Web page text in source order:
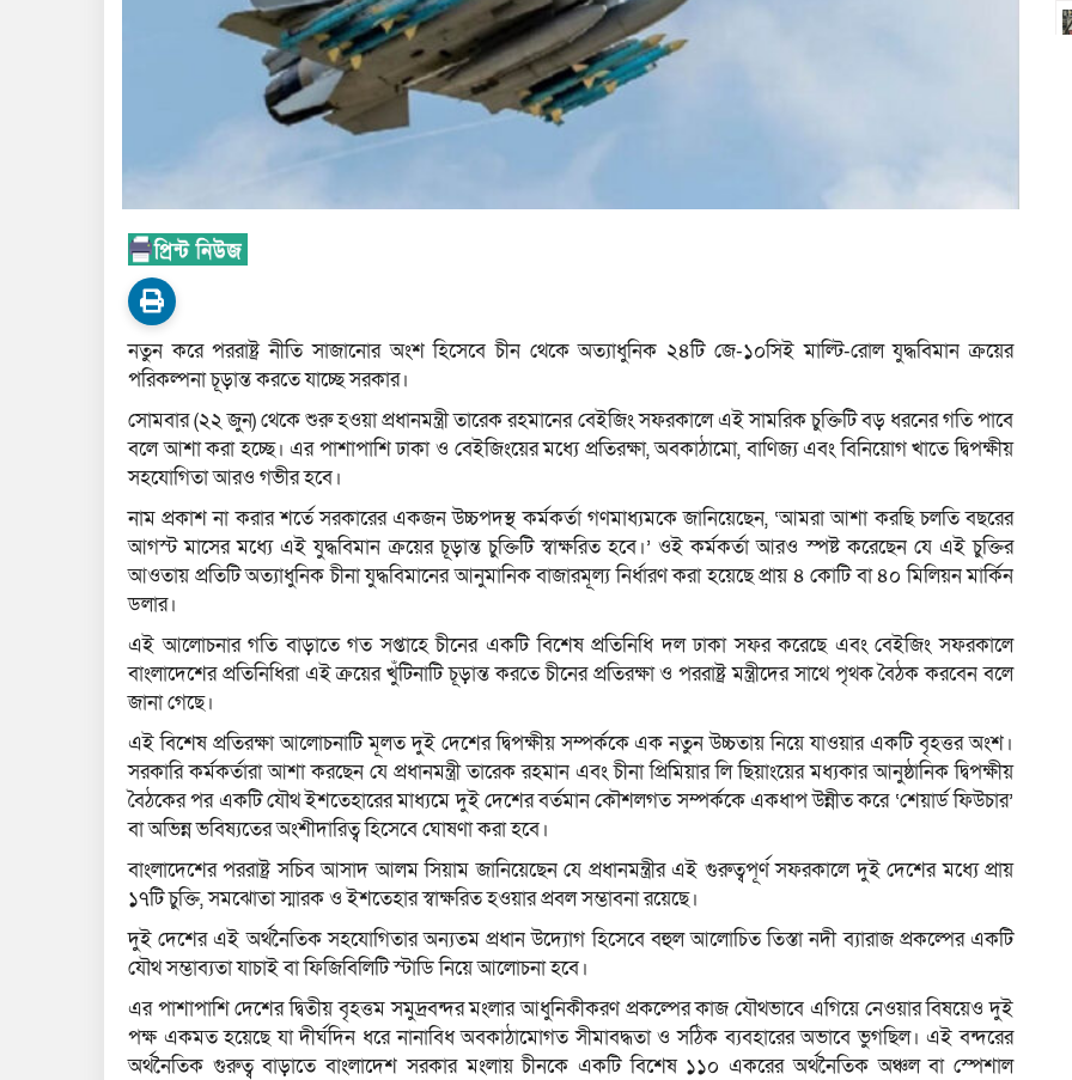
নতুন করে পররাষ্ট্র নীতি সাজানোর অংশ হিসেবে চীন থেকে অত্যাধুনিক ২৪টি জে-১০সিই মাল্টি-রোল যুদ্ধবিমান ক্রয়ের
পরিকল্পনা চূড়ান্ত করতে যাচ্ছে সরকার।
সোমবার (২২ জুন) থেকে শুরু হওয়া প্রধানমন্ত্রী তারেক রহমানের বেইজিং সফরকালে এই সামরিক চুক্তিটি বড় ধরনের গতি পাবে
বলে আশা করা হচ্ছে। এর পাশাপাশি ঢাকা ও বেইজিংয়ের মধ্যে প্রতিরক্ষা, অবকাঠামো, বাণিজ্য এবং বিনিয়োগ খাতে দ্বিপক্ষীয়
সহযোগিতা আরও গভীর হবে।
নাম প্রকাশ না করার শর্তে সরকারের একজন উচ্চপদস্থ কর্মকর্তা গণমাধ্যমকে জানিয়েছেন, ‘আমরা আশা করছি চলতি বছরের
আগস্ট মাসের মধ্যে এই যুদ্ধবিমান ক্রয়ের চূড়ান্ত চুক্তিটি স্বাক্ষরিত হবে।’ ওই কর্মকর্তা আরও স্পষ্ট করেছেন যে এই চুক্তির
আওতায় প্রতিটি অত্যাধুনিক চীনা যুদ্ধবিমানের আনুমানিক বাজারমূল্য নির্ধারণ করা হয়েছে প্রায় ৪ কোটি বা ৪০ মিলিয়ন মার্কিন
ডলার।
এই আলোচনার গতি বাড়াতে গত সপ্তাহে চীনের একটি বিশেষ প্রতিনিধি দল ঢাকা সফর করেছে এবং বেইজিং সফরকালে
বাংলাদেশের প্রতিনিধিরা এই ক্রয়ের খুঁটিনাটি চূড়ান্ত করতে চীনের প্রতিরক্ষা ও পররাষ্ট্র মন্ত্রীদের সাথে পৃথক বৈঠক করবেন বলে
জানা গেছে।
এই বিশেষ প্রতিরক্ষা আলোচনাটি মূলত দুই দেশের দ্বিপক্ষীয় সম্পর্ককে এক নতুন উচ্চতায় নিয়ে যাওয়ার একটি বৃহত্তর অংশ।
সরকারি কর্মকর্তারা আশা করছেন যে প্রধানমন্ত্রী তারেক রহমান এবং চীনা প্রিমিয়ার লি ছিয়াংয়ের মধ্যকার আনুষ্ঠানিক দ্বিপক্ষীয়
বৈঠকের পর একটি যৌথ ইশতেহারের মাধ্যমে দুই দেশের বর্তমান কৌশলগত সম্পর্ককে একধাপ উন্নীত করে ‘শেয়ার্ড ফিউচার’
বা অভিন্ন ভবিষ্যতের অংশীদারিত্ব হিসেবে ঘোষণা করা হবে।
বাংলাদেশের পররাষ্ট্র সচিব আসাদ আলম সিয়াম জানিয়েছেন যে প্রধানমন্ত্রীর এই গুরুত্বপূর্ণ সফরকালে দুই দেশের মধ্যে প্রায়
১৭টি চুক্তি, সমঝোতা স্মারক ও ইশতেহার স্বাক্ষরিত হওয়ার প্রবল সম্ভাবনা রয়েছে।
দুই দেশের এই অর্থনৈতিক সহযোগিতার অন্যতম প্রধান উদ্যোগ হিসেবে বহুল আলোচিত তিস্তা নদী ব্যারাজ প্রকল্পের একটি
যৌথ সম্ভাব্যতা যাচাই বা ফিজিবিলিটি স্টাডি নিয়ে আলোচনা হবে।
এর পাশাপাশি দেশের দ্বিতীয় বৃহত্তম সমুদ্রবন্দর মংলার আধুনিকীকরণ প্রকল্পের কাজ যৌথভাবে এগিয়ে নেওয়ার বিষয়েও দুই
পক্ষ একমত হয়েছে যা দীর্ঘদিন ধরে নানাবিধ অবকাঠামোগত সীমাবদ্ধতা ও সঠিক ব্যবহারের অভাবে ভুগছিল। এই বন্দরের
অর্থনৈতিক গুরুত্ব বাড়াতে বাংলাদেশ সরকার মংলায় চীনকে একটি বিশেষ ১১০ একরের অর্থনৈতিক অঞ্চল বা স্পেশাল